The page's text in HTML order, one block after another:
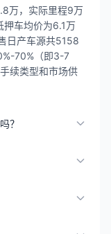
万，实际里程9万
押车均价为6.1万
日产车源共5158
70%（即3-7
续类型和市场供
？